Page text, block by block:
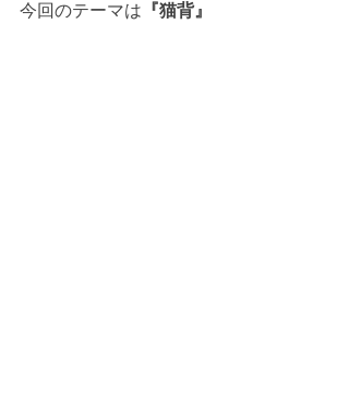
今回のテーマは 『猫背』